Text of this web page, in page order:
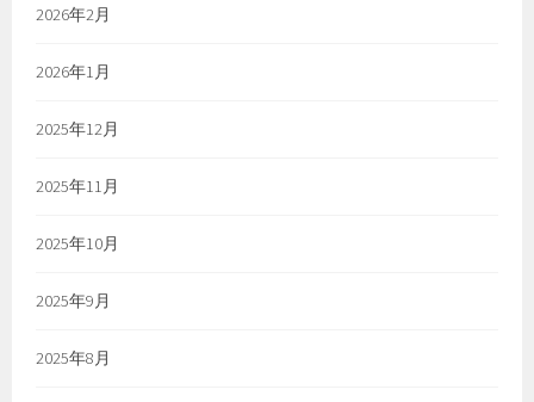
2026年2月
2026年1月
2025年12月
2025年11月
2025年10月
2025年9月
2025年8月